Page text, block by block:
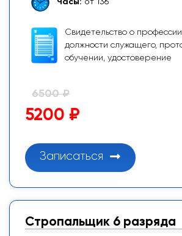
Часы: от 136
Свидетельство о
должности служащего,
обучении, удостоверение
6500 ₽
5200 ₽
Записаться
Стропальщик 6 разряда